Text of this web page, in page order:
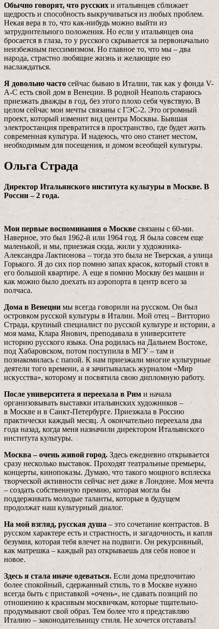
Обычно говорят, что русских и итальянцев сближает
щедрость и способность выкручиваться из любых проблем.
Некая вера в то, что как-нибудь можно вый­ти из
затруднительного положения. Но если у итальянцев она
бросается в глаза, то у русского скрывается за первоначально
неизбежным пессимизмом. Но главное то, что мы – два
народа, страстно любящие жизнь и желающие ею
наслаждаться.
Я довольно часто сейчас бываю в Италии, так как у фонда V-
A-C есть свой дом в Венеции. В родной Неаполь стараюсь
приезжать дважды в год, без этого плохо себя чувствую. В
целом сейчаc мои мечты связаны c ГЭС-2. Это огромный
проект, который изменит вид центра Москвы. Бывшая
электростанция превратится в пространство, где будет жить
современная культура. И надеюсь, что оно станет местом,
необходимым для посещения, и домом всеобщей культуры.
Ольга Страда
Директор Итальянского института культуры в Москве. В
России – 2 года.
Мои первые воспоминания о Москве связаны с 60-ми.
Наверное, это был 1962-й или 1964 год. Я была совсем еще
маленькой, и мы, приезжая сюда, жили у художника­
Александра Лактионова – тогда это была не Тверская, а улица
Горького. Я до сих пор помню запах красок, который стоял в
его большой квартире. А еще я помню Москву без машин и
как можно было доехать из аэропорта в центр всего за
полчаса.
Дома в Венеции мы всегда говорили на русском. Он был
островком русской культуры в Италии. Мой отец – Витторио
Страда, крупный специалист по русской культуре и истории, а
моя мама, Клара Янович, преподавала в университете
историю русского языка. Она родилась на Дальнем Востоке,
под Хабаровском, потом поступила в МГУ – там и
познакомилась с папой. К нам приезжали многие культурные
деятели того времени, а я зачитывалась журналом «Мир
искусства», которому и посвятила свою дипломную работу.
После университета я переехала в Рим и начала
организовывать выставки итальянских художников –
в Москве и в Санкт-Петербурге. Приезжала в Россию
практически каждый месяц. А окончательно переехала два
года назад, когда меня назначили директором Итальянского
института культуры.
Москва – очень живой город. Здесь ежедневно открывается
сразу несколько выставок. Проходят театральные премьеры,
концерты, кинопоказы. Думаю, что такого мощного всплеска
творческой активности сейчас нет даже в Лондоне. Моя мечта
– создать собственную премию, которая могла бы
поддерживать молодые таланты, которые в будущем
продолжат наш культурный диалог.
На мой взгляд, русская душа – это сочетание контрастов. В
русском характере есть и страстность, и загадочность, и капля
безумия, которая тебя влечет на подвиги. Он рекурсивный,
как матрешка – каждый раз открываешь для себя новое и
новое.
Здесь я стала иначе одеваться. Если дома предпочитаю
более спокойный, сдержанный стиль, то в Москве нужно
всегда быть с приставкой «очень», не сдавать позиций по
отношению к красивым москвичкам, которые тщательно­
продумывают свой образ. Тем более что я представляю
Италию – законодательницу стиля. Не хочется отставать!